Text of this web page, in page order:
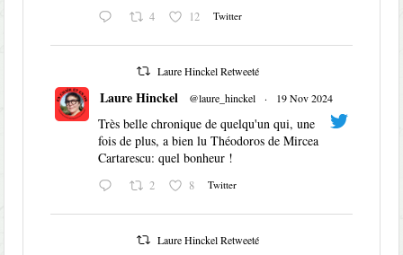
4 12 Twitter
Laure Hinckel Retweeté
Laure Hinckel @laure_hinckel · 19 Nov 2024
Très belle chronique de quelqu'un qui, une
fois de plus, a bien lu Théodoros de Mircea
Cartarescu: quel bonheur !
2 8 Twitter
Laure Hinckel Retweeté